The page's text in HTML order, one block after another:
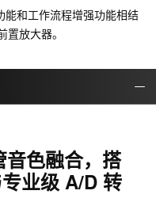
和工作流程增强功能相结
放大器。
色融合，搭
业级 A/D 转